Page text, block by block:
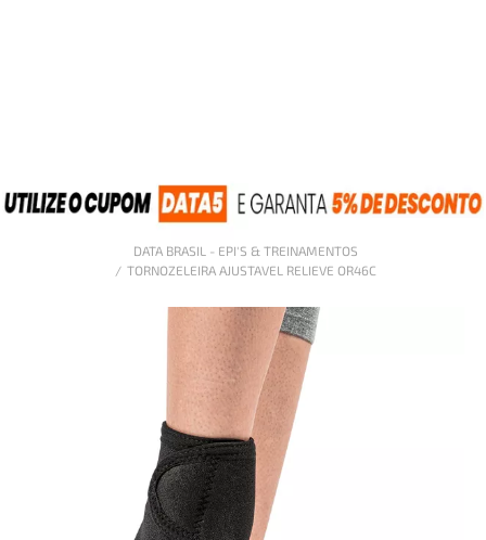
DATA BRASIL - EPI'S & TREINAMENTOS
TORNOZELEIRA AJUSTAVEL RELIEVE OR46C